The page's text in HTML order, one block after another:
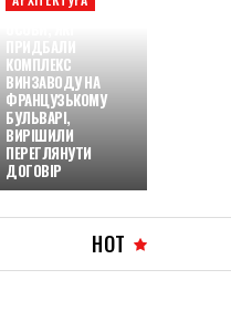
ПРИДБАЛИ
КОМПЛЕКС
ВИНЗАВОДУ НА
ФРАНЦУЗЬКОМУ
БУЛЬВАРІ,
ВИРІШИЛИ
ПЕРЕГЛЯНУТИ
ДОГОВІР
HOT